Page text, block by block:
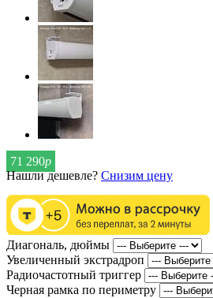
71 290р
Нашли дешевле? Снизим цену
Диагональ, дюймы
Увеличенный экстрадроп
Радиочастотный триггер
Черная рамка по периметру